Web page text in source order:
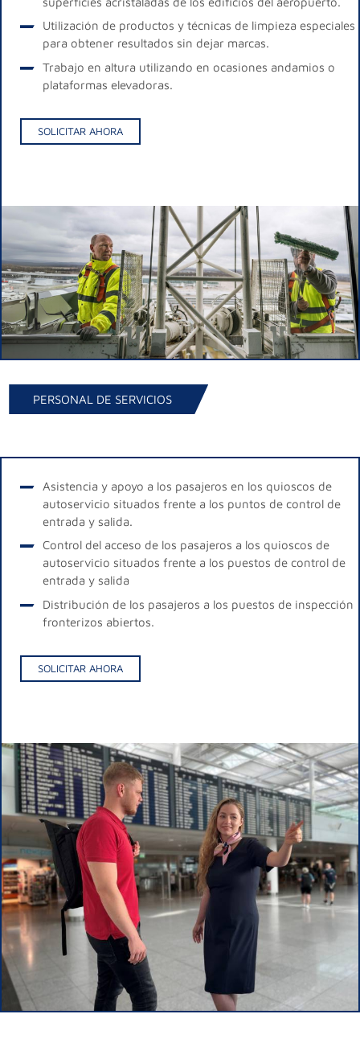
Utilización de productos y técnicas de limpieza especiales
para obtener resultados sin dejar marcas.
Trabajo en altura utilizando en ocasiones andamios o
plataformas elevadoras.
SOLICITAR AHORA
PERSONAL DE SERVICIOS
Asistencia y apoyo a los pasajeros en los quioscos de
autoservicio situados frente a los puntos de control de
entrada y salida.
Control del acceso de los pasajeros a los quioscos de
autoservicio situados frente a los puestos de control de
entrada y salida
Distribución de los pasajeros a los puestos de inspección
fronterizos abiertos.
SOLICITAR AHORA